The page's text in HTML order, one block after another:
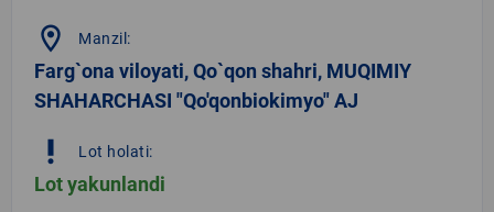
location_on Manzil:
Farg`ona viloyati, Qo`qon shahri, MUQIMIY
SHAHARCHASI "Qo'qonbiokimyo" AJ
priority_high Lot holati:
Lot yakunlandi